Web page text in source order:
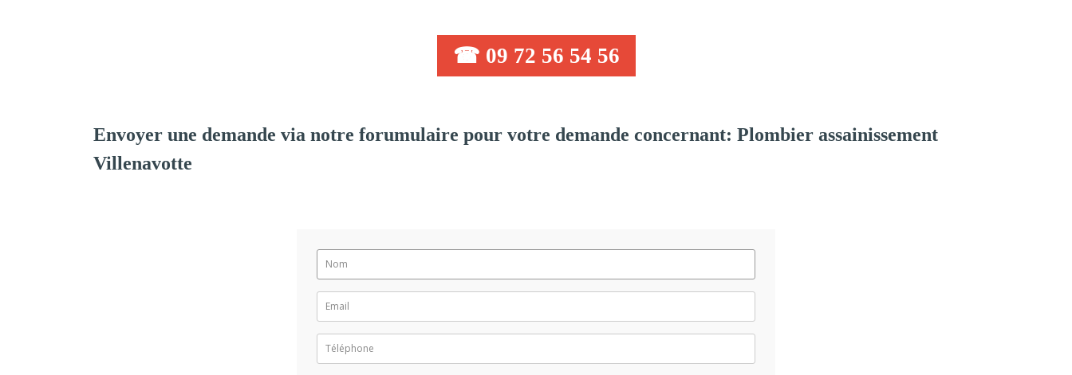
☎ 09 72 56 54 56
Envoyer une demande via notre forumulaire pour votre demande concernant: Plombier assainissement
Villenavotte